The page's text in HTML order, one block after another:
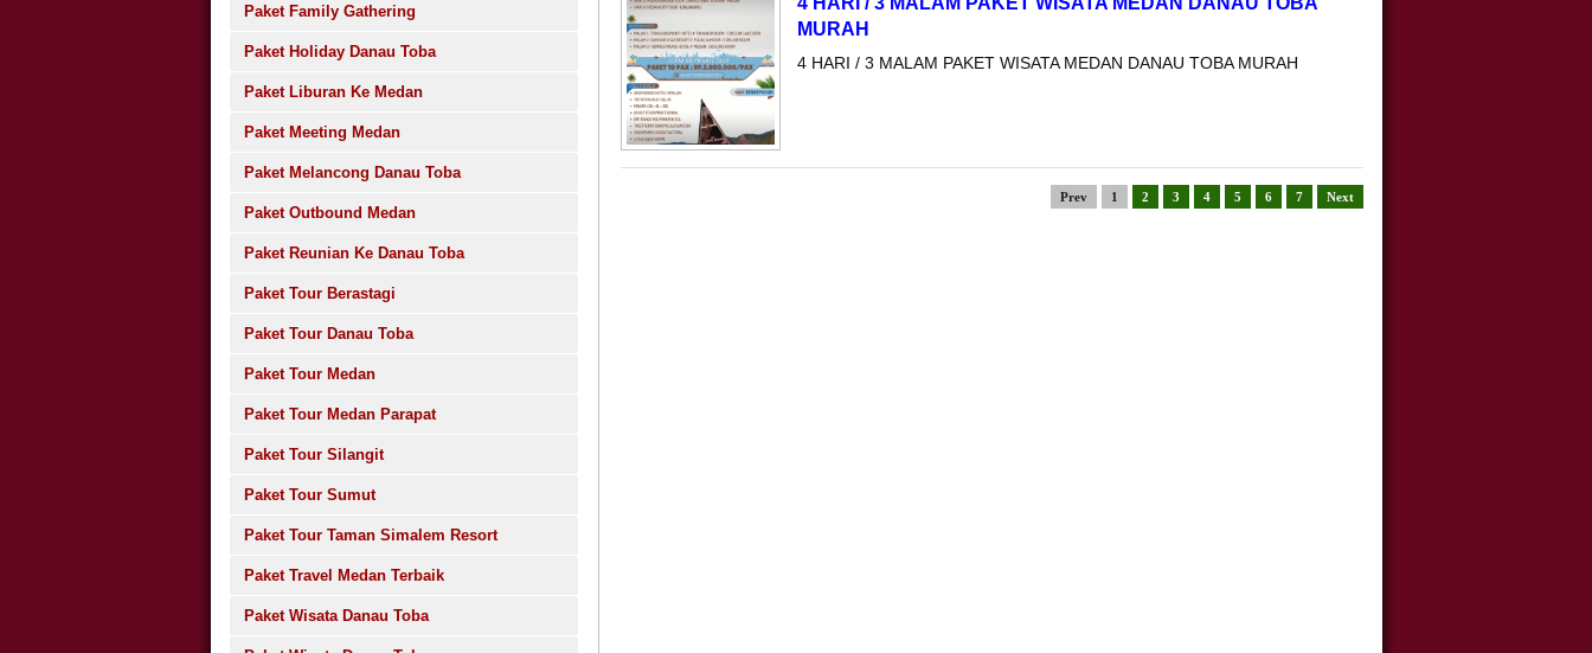
Paket Family Gathering
Paket Holiday Danau Toba
Paket Liburan Ke Medan
Paket Meeting Medan
Paket Melancong Danau Toba
Paket Outbound Medan
Paket Reunian Ke Danau Toba
Paket Tour Berastagi
Paket Tour Danau Toba
Paket Tour Medan
Paket Tour Medan Parapat
Paket Tour Silangit
Paket Tour Sumut
Paket Tour Taman Simalem Resort
Paket Travel Medan Terbaik
Paket Wisata Danau Toba
MURAH
4 HARI / 3 MALAM PAKET WISATA MEDAN DANAU TOBA MURAH
Prev 1 2 3 4 5 6 7 Next